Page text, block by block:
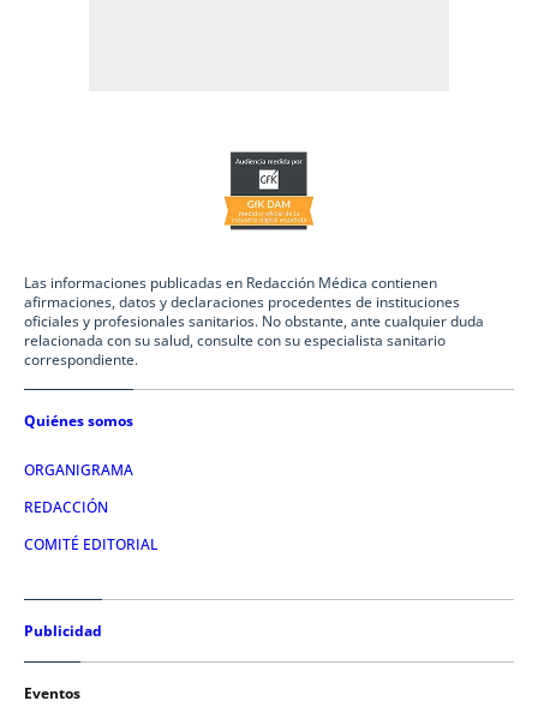
Las informaciones publicadas en Redacción Médica contienen
afirmaciones, datos y declaraciones procedentes de instituciones
oficiales y profesionales sanitarios. No obstante, ante cualquier duda
relacionada con su salud, consulte con su especialista sanitario
correspondiente.
Quiénes somos
ORGANIGRAMA
REDACCIÓN
COMITÉ EDITORIAL
Publicidad
Eventos